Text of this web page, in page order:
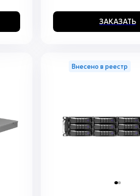
ЗАКАЗАТЬ
Внесено в реестр